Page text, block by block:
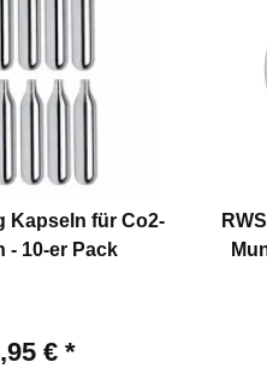
Kapseln für Co2-
- 10-er Pack
€ *